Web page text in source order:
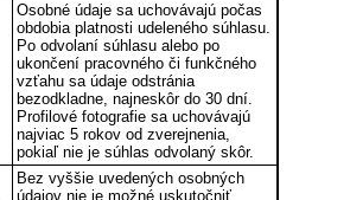
Osobné údaje sa uchovávajú počas
obdobia platnosti udeleného súhlasu.
Po odvolaní súhlasu alebo po
ukončení pracovného či funkčného
vzťahu sa údaje odstránia
bezodkladne, najneskôr do 30 dní.
Profilové fotografie sa uchovávajú
najviac 5 rokov od zverejnenia,
pokiaľ nie je súhlas odvolaný skôr.
Bez vyššie uvedených osobných
údajov nie je možné uskutočniť